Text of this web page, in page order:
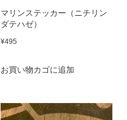
マリンステッカー（ニチリン
ダテハゼ）
¥495
お買い物カゴに追加